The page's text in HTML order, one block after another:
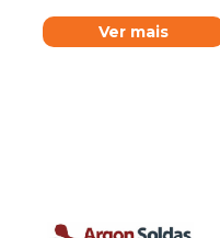
Ver mais